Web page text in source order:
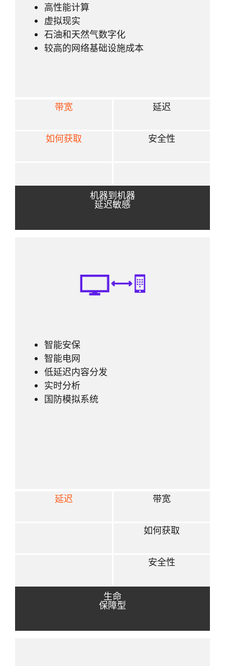
高性能计算
虚拟现实
石油和天然气数字化
较高的网络基础设施成本
带宽 延迟
如何获取 安全性
机器到机器
延迟敏感
智能安保
智能电网
低延迟内容分发
实时分析
国防模拟系统
延迟 带宽
如何获取
安全性
生命
保障型